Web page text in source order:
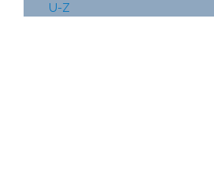
U-Z